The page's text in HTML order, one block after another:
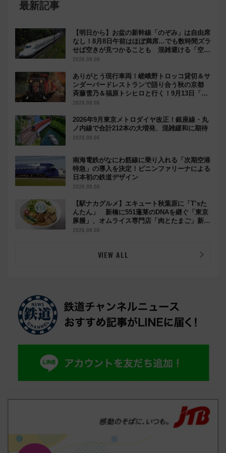
最新記事
【明日から】お盆の新幹線「のぞみ」は自由席
なし！8月8日午前はほぼ満席…でも数時間ズラ
せば空きが見つかることも 混雑避ける「空
席」探しのコツ
2026.08.06
ありがとう現行車両！嵯峨野トロッコ貸切＆サ
ンダーバードレストランで語り合う秋の京都
斉藤雪乃＆福原トシヒロと行く！9月13日「京
都の鉄道満喫ツアー」開催
2026.08.06
2026年9月東京メトロダイヤ改正！銀座線・丸
ノ内線で合計212本の大増発、混雑緩和に期待
2026.08.06
南海電鉄がなにわ筋線に乗り入れる「次期空港
特急」の導入を決定！ピニンファリーナによる
日本初の鉄道デザイン
2026.08.06
【駅ナカグルメ】エキュート秋葉原に「T’sた
んたん」 新橋に551蓬莱のDNAを継ぐ「東京
豚饅」、オムライス専門店「肉とたまご」新グ
ルメ続々登場！【2026年8月】
2026.08.06
VIEW ALL